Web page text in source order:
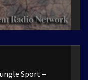
Sport –